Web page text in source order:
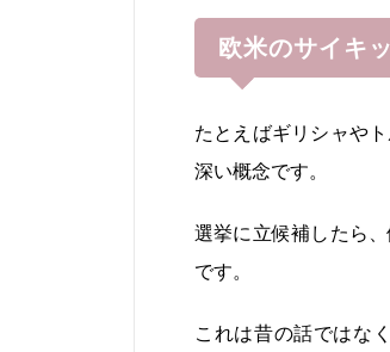
欧米のサイキ
たとえばギリシャや
深い概念です。
選挙に立候補したら
です。
これは昔の話ではな